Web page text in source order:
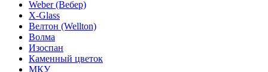
Weber (Вебер)
X-Glass
Велтон (Wellton)
Волма
Изоспан
Каменный цветок
МКУ